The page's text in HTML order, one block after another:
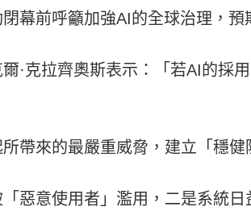
幕前呼籲加強AI的全球治理，預
·克拉齊奧斯表示：「若AI的採
帶來的最嚴重威脅，建立「穩健
惡意使用者」濫用，二是系統日